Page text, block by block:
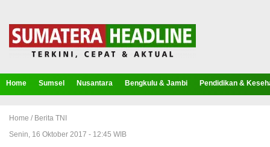
Home Sumsel Nusantara Bengkulu & Jambi Pendidikan &
Home / Berita TNI
Senin, 16 Oktober 2017 - 12:45 WIB